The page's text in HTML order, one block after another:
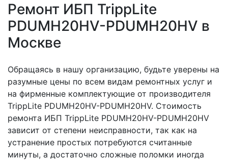
Ремонт ИБП TrippLite
PDUMH20HV-PDUMH20HV в
Москве
Обращаясь в нашу организацию, будьте уверены на
разумные цены по всем видам ремонтных услуг и
на фирменные комплектующие от производителя
TrippLite PDUMH20HV-PDUMH20HV. Стоимость
ремонта ИБП TrippLite PDUMH20HV-PDUMH20HV
зависит от степени неисправности, так как на
устранение простых потребуются считанные
минуты, а достаточно сложные поломки иногда